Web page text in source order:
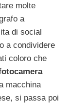
molte
a
di social
a condividere
coloro che
macchina
si passa poi